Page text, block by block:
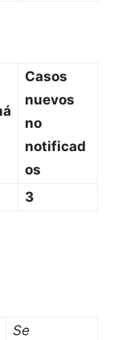
Casos
nuevos
no
notificad
os
3
Se